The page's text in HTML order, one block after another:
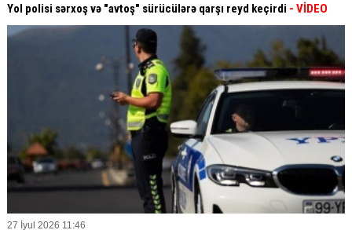
Yol polisi sərxoş və "avtoş" sürücülərə qarşı reyd keçirdi - VİDEO
27 İyul 2026 11:46